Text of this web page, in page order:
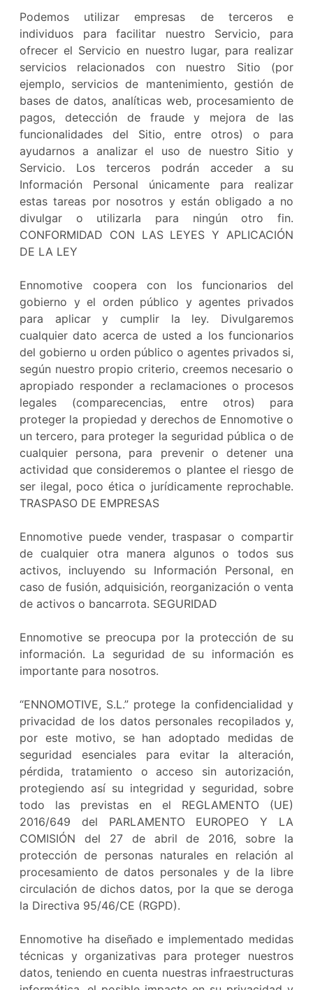
Podemos utilizar empresas de terceros e
individuos para facilitar nuestro Servicio, para
ofrecer el Servicio en nuestro lugar, para realizar
servicios relacionados con nuestro Sitio (por
ejemplo, servicios de mantenimiento, gestión de
bases de datos, analíticas web, procesamiento de
pagos, detección de fraude y mejora de las
funcionalidades del Sitio, entre otros) o para
ayudarnos a analizar el uso de nuestro Sitio y
Servicio. Los terceros podrán acceder a su
Información Personal únicamente para realizar
estas tareas por nosotros y están obligado a no
divulgar o utilizarla para ningún otro fin.
CONFORMIDAD CON LAS LEYES Y APLICACIÓN
DE LA LEY
Ennomotive coopera con los funcionarios del
gobierno y el orden público y agentes privados
para aplicar y cumplir la ley. Divulgaremos
cualquier dato acerca de usted a los funcionarios
del gobierno u orden público o agentes privados si,
según nuestro propio criterio, creemos necesario o
apropiado responder a reclamaciones o procesos
legales (comparecencias, entre otros) para
proteger la propiedad y derechos de Ennomotive o
un tercero, para proteger la seguridad pública o de
cualquier persona, para prevenir o detener una
actividad que consideremos o plantee el riesgo de
ser ilegal, poco ética o jurídicamente reprochable.
TRASPASO DE EMPRESAS
Ennomotive puede vender, traspasar o compartir
de cualquier otra manera algunos o todos sus
activos, incluyendo su Información Personal, en
caso de fusión, adquisición, reorganización o venta
de activos o bancarrota. SEGURIDAD
Ennomotive se preocupa por la protección de su
información. La seguridad de su información es
importante para nosotros.
“ENNOMOTIVE, S.L.” protege la confidencialidad y
privacidad de los datos personales recopilados y,
por este motivo, se han adoptado medidas de
seguridad esenciales para evitar la alteración,
pérdida, tratamiento o acceso sin autorización,
protegiendo así su integridad y seguridad, sobre
todo las previstas en el REGLAMENTO (UE)
2016/649 del PARLAMENTO EUROPEO Y LA
COMISIÓN del 27 de abril de 2016, sobre la
protección de personas naturales en relación al
procesamiento de datos personales y de la libre
circulación de dichos datos, por la que se deroga
la Directiva 95/46/CE (RGPD).
Ennomotive ha diseñado e implementado medidas
técnicas y organizativas para proteger nuestros
datos, teniendo en cuenta nuestras infraestructuras